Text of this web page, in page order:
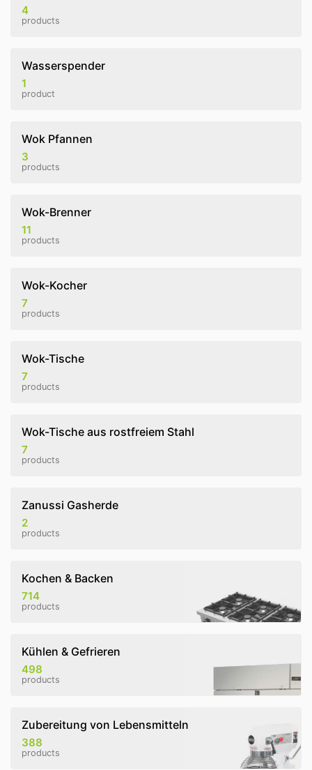
4
products
Wasserspender
1
product
Wok Pfannen
3
products
Wok-Brenner
11
products
Wok-Kocher
7
products
Wok-Tische
7
products
Wok-Tische aus rostfreiem Stahl
7
products
Zanussi Gasherde
2
products
Kochen & Backen
714
products
Kühlen & Gefrieren
498
products
Zubereitung von Lebensmitteln
388
products